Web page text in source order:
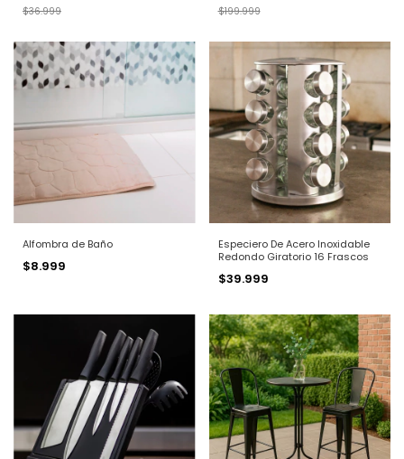
$36.999 $199.999
Alfombra de Baño
$8.999
Especiero De Acero Inoxidable
Redondo Giratorio 16 Frascos
$39.999